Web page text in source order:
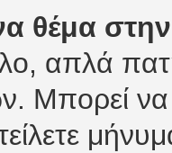
θέμα
απλά
Μπορεί να